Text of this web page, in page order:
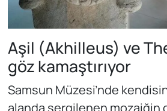
Aşil (Akhilleus) ve
göz kamaştırıyor
Samsun Müzesi’nde
alanda sergilenen mozaiğin